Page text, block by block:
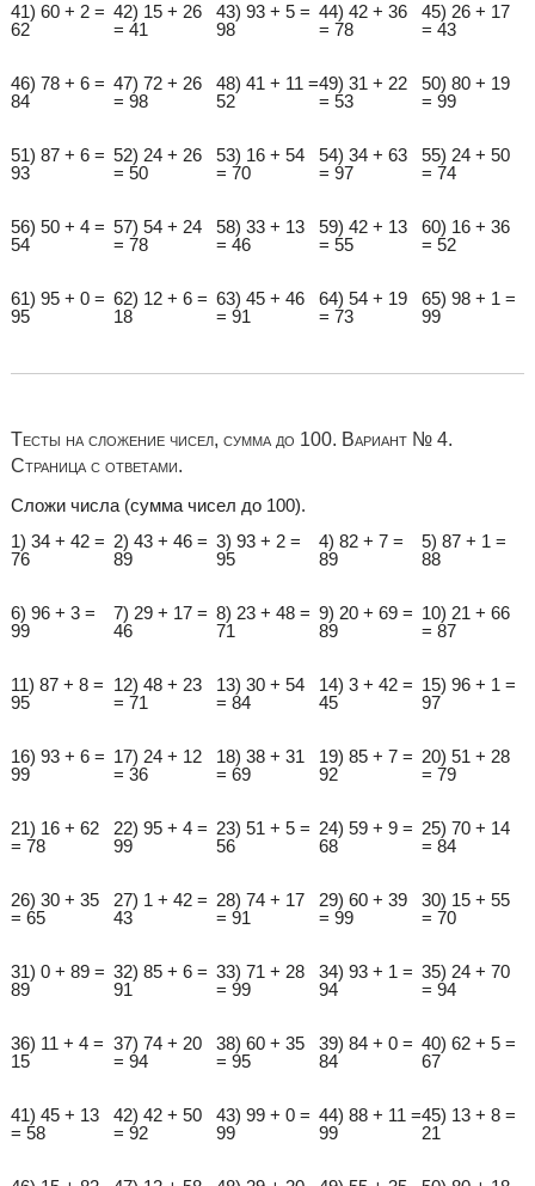
41) 60 + 2 =
62
42) 15 + 26
= 41
43) 93 + 5 =
98
44) 42 + 36
= 78
45) 26 + 17
= 43
46) 78 + 6 =
84
47) 72 + 26
= 98
48) 41 + 11 =
52
49) 31 + 22
= 53
50) 80 + 19
= 99
51) 87 + 6 =
93
52) 24 + 26
= 50
53) 16 + 54
= 70
54) 34 + 63
= 97
55) 24 + 50
= 74
56) 50 + 4 =
54
57) 54 + 24
= 78
58) 33 + 13
= 46
59) 42 + 13
= 55
60) 16 + 36
= 52
61) 95 + 0 =
95
62) 12 + 6 =
18
63) 45 + 46
= 91
64) 54 + 19
= 73
65) 98 + 1 =
99
Тесты на сложение чисел, сумма до 100. Вариант № 4.
Страница с ответами.
Сложи числа (сумма чисел до 100).
1) 34 + 42 =
76
2) 43 + 46 =
89
3) 93 + 2 =
95
4) 82 + 7 =
89
5) 87 + 1 =
88
6) 96 + 3 =
99
7) 29 + 17 =
46
8) 23 + 48 =
71
9) 20 + 69 =
89
10) 21 + 66
= 87
11) 87 + 8 =
95
12) 48 + 23
= 71
13) 30 + 54
= 84
14) 3 + 42 =
45
15) 96 + 1 =
97
16) 93 + 6 =
99
17) 24 + 12
= 36
18) 38 + 31
= 69
19) 85 + 7 =
92
20) 51 + 28
= 79
21) 16 + 62
= 78
22) 95 + 4 =
99
23) 51 + 5 =
56
24) 59 + 9 =
68
25) 70 + 14
= 84
26) 30 + 35
= 65
27) 1 + 42 =
43
28) 74 + 17
= 91
29) 60 + 39
= 99
30) 15 + 55
= 70
31) 0 + 89 =
89
32) 85 + 6 =
91
33) 71 + 28
= 99
34) 93 + 1 =
94
35) 24 + 70
= 94
36) 11 + 4 =
15
37) 74 + 20
= 94
38) 60 + 35
= 95
39) 84 + 0 =
84
40) 62 + 5 =
67
41) 45 + 13
= 58
42) 42 + 50
= 92
43) 99 + 0 =
99
44) 88 + 11 =
99
45) 13 + 8 =
21